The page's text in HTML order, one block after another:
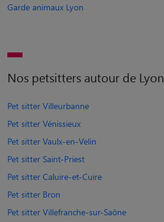
Garde animaux Lyon
Nos petsitters autour de Lyon
Pet sitter Villeurbanne
Pet sitter Vénissieux
Pet sitter Vaulx-en-Velin
Pet sitter Saint-Priest
Pet sitter Caluire-et-Cuire
Pet sitter Bron
Pet sitter Villefranche-sur-Saône